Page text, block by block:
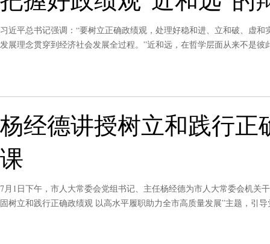
习近平总书记强调：“要树立正确政绩观，处理好稳和进、立和破、虚
发展理念贯穿到经济社会发展全过程。”近和远，在哲学层面从来不是
杨经德讲授树立和践行
课
7月1日下午，市人大常委会党组书记、主任杨经德为市人大常委会机关
固树立和践行正确政绩观 以高水平履职助力全市高质量发展”主题，引